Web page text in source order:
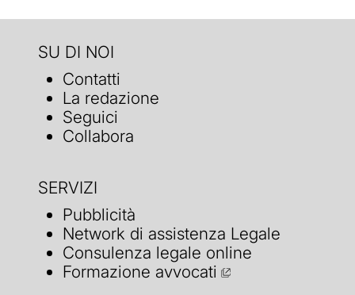
SU DI NOI
Contatti
La redazione
Seguici
Collabora
SERVIZI
Pubblicità
Network di assistenza Legale
Consulenza legale online
Formazione avvocati